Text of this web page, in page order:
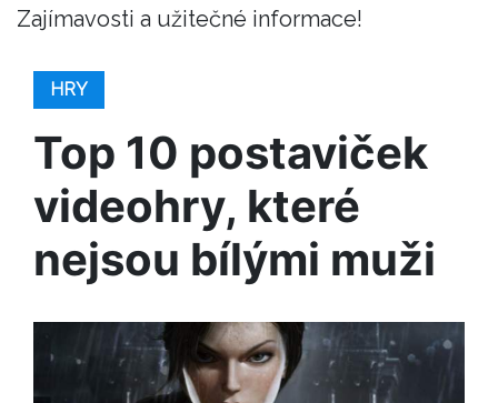
Zajímavosti a užitečné informace!
HRY
Top 10 postaviček
videohry, které
nejsou bílými muži